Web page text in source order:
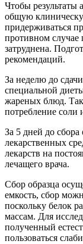
Чтобы
общую
придерживаться
противном случае
затруднена.
рекомендаций.
За неделю до
специальной
жареных блюд.
потребление соли
За 5 дней до
лекарственных
лекарств на
лечащего врача.
Сбор образца
емкость, сбор
поскольку белок
массам. Для
полученный
пользоваться